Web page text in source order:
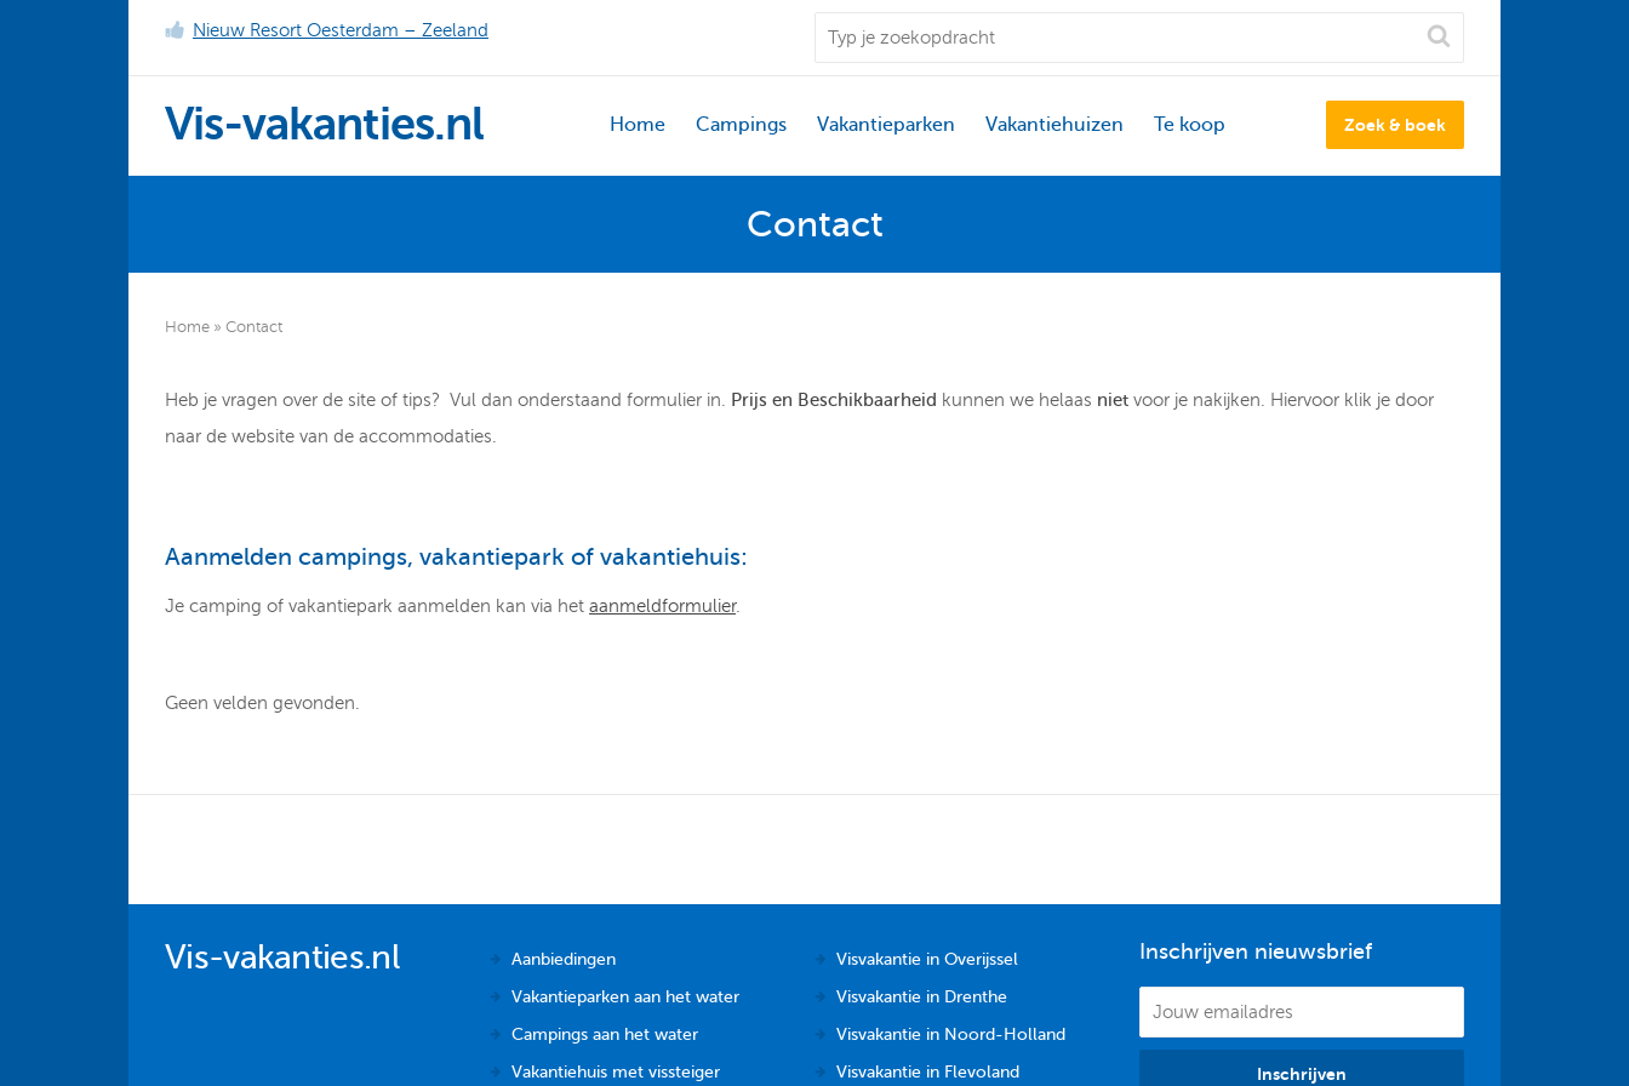
Nieuw Resort Oesterdam – Zeeland
Vis-vakanties.nl Home Campings Vakantieparken Vakantiehuizen Te koop Zoek & boek
Contact
Home » Contact
Heb je vragen over de site of tips? Vul dan onderstaand formulier in. Prijs en Beschikbaarheid kunnen we helaas niet voor je nakijken. Hiervoor klik je door
naar de website van de accommodaties.
Aanmelden campings, vakantiepark of vakantiehuis:
Je camping of vakantiepark aanmelden kan via het aanmeldformulier.
Geen velden gevonden.
Vis-vakanties.nl Aanbiedingen Visvakantie in Overijssel
Vakantieparken aan het water Visvakantie in Drenthe
Campings aan het water Visvakantie in Noord-Holland
Vakantiehuis met vissteiger Visvakantie in Flevoland
Inschrijven nieuwsbrief